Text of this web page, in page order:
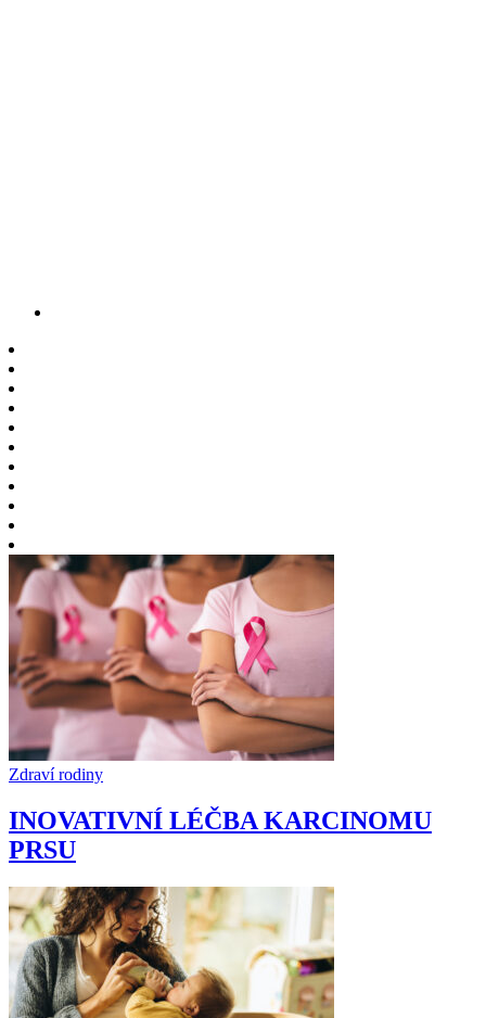
Zdraví rodiny
INOVATIVNÍ LÉČBA KARCINOMU
PRSU